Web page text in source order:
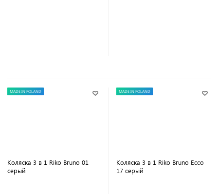
MADE IN POLAND
Коляска 3 в 1 Riko Bruno 01
серый
MADE IN POLAND
Коляска 3 в 1 Riko Bruno Ecco
17 серый